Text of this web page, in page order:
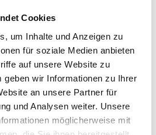
Cookies
um Inhalte und Anzeigen zu
für soziale Medien anbieten
auf unsere Website zu
geben wir Informationen zu Ihrer
an unsere Partner für
und Analysen weiter. Unsere
möglicherweise mit
wie Ihnen das
wirken und wenn Sie
und Kritik haben, dann
mit allen an der
auf
Beispiel per Mail an
viel Freude beim Lesen!